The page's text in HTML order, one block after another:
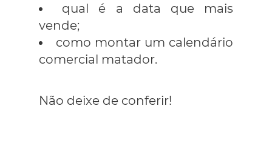
qual é a data que mais
vende;
como montar um calendário
comercial matador.
Não deixe de conferir!